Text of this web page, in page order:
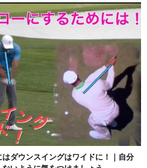
ダウンスイングはワイドに！｜自分